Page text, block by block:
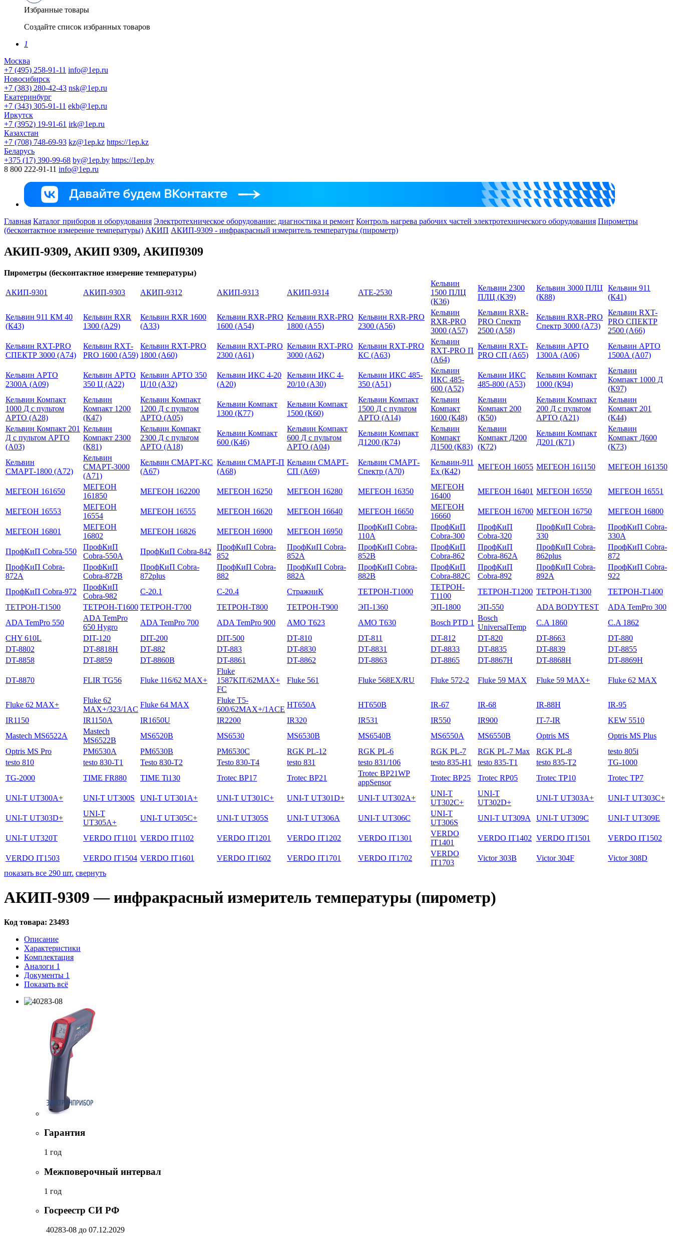
Избранные товары
Создайте список избранных товаров
1
Москва
+7 (495) 258-91-11 info@1ep.ru
Новосибирск
+7 (383) 280-42-43 nsk@1ep.ru
Екатеринбург
+7 (343) 305-91-11 ekb@1ep.ru
Иркутск
+7 (3952) 19-91-61 irk@1ep.ru
Казахстан
+7 (708) 748-69-93 kz@1ep.kz https://1ep.kz
Беларусь
+375 (17) 390-99-68 by@1ep.by https://1ep.by
8 800 222-91-11 info@1ep.ru
Главная Каталог приборов и оборудования Электротехническое оборудование: диагностика и ремонт Контроль нагрева рабочих частей электротехнического оборудования Пирометры
(бесконтактное измерение температуры) АКИП АКИП-9309 - инфракрасный измеритель температуры (пирометр)
АКИП-9309, АКИП 9309, АКИП9309
Пирометры (бесконтактное измерение температуры)
АКИП-9301 АКИП-9303 АКИП-9312 АКИП-9313 АКИП-9314 АТЕ-2530
Кельвин
1500 ПЛЦ
(К36)
Кельвин 2300
ПЛЦ (К39)
Кельвин 3000 ПЛЦ
(К88)
Кельвин 911
(К41)
Кельвин 911 КМ 40
(К43)
Кельвин RXR
1300 (А29)
Кельвин RXR 1600
(А33)
Кельвин RXR-PRO
1600 (А54)
Кельвин RXR-PRO
1800 (А55)
Кельвин RXR-PRO
2300 (А56)
Кельвин
RXR-PRO
3000 (А57)
Кельвин RXR-
PRO Спектр
2500 (А58)
Кельвин RXR-PRO
Спектр 3000 (А73)
Кельвин RXT-
PRO СПЕКТР
2500 (А66)
Кельвин RXT-PRO
СПЕКТР 3000 (А74)
Кельвин RXТ-
PRO 1600 (А59)
Кельвин RXТ-PRO
1800 (А60)
Кельвин RXТ-PRO
2300 (А61)
Кельвин RXТ-PRO
3000 (А62)
Кельвин RXТ-PRO
КС (А63)
Кельвин
RXТ-PRO П
(А64)
Кельвин RXТ-
PRO СП (А65)
Кельвин АРТО
1300А (А06)
Кельвин АРТО
1500А (А07)
Кельвин АРТО
2300А (А09)
Кельвин АРТО
350 Ц (А22)
Кельвин АРТО 350
Ц/10 (А32)
Кельвин ИКС 4-20
(А20)
Кельвин ИКС 4-
20/10 (А30)
Кельвин ИКС 485-
350 (А51)
Кельвин
ИКС 485-
600 (А52)
Кельвин ИКС
485-800 (А53)
Кельвин Компакт
1000 (К94)
Кельвин
Компакт 1000 Д
(К97)
Кельвин Компакт
1000 Д с пультом
АРТО (А28)
Кельвин
Компакт 1200
(К47)
Кельвин Компакт
1200 Д с пультом
АРТО (A05)
Кельвин Компакт
1300 (К77)
Кельвин Компакт
1500 (К60)
Кельвин Компакт
1500 Д с пультом
АРТО (А14)
Кельвин
Компакт
1600 (К48)
Кельвин
Компакт 200
(К50)
Кельвин Компакт
200 Д с пультом
АРТО (А21)
Кельвин
Компакт 201
(К44)
Кельвин Компакт 201
Д с пультом АРТО
(А03)
Кельвин
Компакт 2300
(К81)
Кельвин Компакт
2300 Д с пультом
АРТО (А18)
Кельвин Компакт
600 (К46)
Кельвин Компакт
600 Д с пультом
АРТО (А04)
Кельвин Компакт
Д1200 (К74)
Кельвин
Компакт
Д1500 (К83)
Кельвин
Компакт Д200
(К72)
Кельвин Компакт
Д201 (К71)
Кельвин
Компакт Д600
(К73)
Кельвин
СМАРТ-1800 (А72)
Кельвин
СМАРТ-3000
(А71)
Кельвин СМАРТ-КС
(А67)
Кельвин СМАРТ-П
(А68)
Кельвин СМАРТ-
СП (А69)
Кельвин СМАРТ-
Спектр (А70)
Кельвин-911
Ex (К42)
МЕГЕОН 16055 МЕГЕОН 161150 МЕГЕОН 161350
МЕГЕОН 161650
МЕГЕОН
161850
МЕГЕОН 162200 МЕГЕОН 16250 МЕГЕОН 16280 МЕГЕОН 16350
МЕГЕОН
16400
МЕГЕОН 16401 МЕГЕОН 16550 МЕГЕОН 16551
МЕГЕОН 16553
МЕГЕОН
16554
МЕГЕОН 16555 МЕГЕОН 16620 МЕГЕОН 16640 МЕГЕОН 16650
МЕГЕОН
16660
МЕГЕОН 16700 МЕГЕОН 16750 МЕГЕОН 16800
МЕГЕОН 16801
МЕГЕОН
16802
МЕГЕОН 16826 МЕГЕОН 16900 МЕГЕОН 16950
ПрофКиП Cobra-
110A
ПрофКиП
Cobra-300
ПрофКиП
Cobra-320
ПрофКиП Cobra-
330
ПрофКиП Cobra-
330A
ПрофКиП Cobra-550
ПрофКиП
Cobra-550A
ПрофКиП Cobra-842
ПрофКиП Cobra-
852
ПрофКиП Cobra-
852A
ПрофКиП Cobra-
852B
ПрофКиП
Cobra-862
ПрофКиП
Cobra-862A
ПрофКиП Cobra-
862plus
ПрофКиП Cobra-
872
ПрофКиП Cobra-
872A
ПрофКиП
Cobra-872B
ПрофКиП Cobra-
872plus
ПрофКиП Cobra-
882
ПрофКиП Cobra-
882A
ПрофКиП Cobra-
882B
ПрофКиП
Cobra-882C
ПрофКиП
Cobra-892
ПрофКиП Cobra-
892A
ПрофКиП Cobra-
922
ПрофКиП Cobra-972
ПрофКиП
Cobra-982
С-20.1 С-20.4 СтражниК ТЕТРОН-Т1000
ТЕТРОН-
Т1100
ТЕТРОН-Т1200 ТЕТРОН-Т1300
ТЕТРОН-Т1400
ТЕТРОН-Т1500
ТЕТРОН-Т1600 ТЕТРОН-Т700 ТЕТРОН-Т800 ТЕТРОН-Т900 ЭП-1360 ЭП-1800 ЭП-550 ADA BODYTEST
ADA TemPro 300
ADA TemPro 550
ADA TemPro
650 Hygro
ADA TemPro 700 ADA TemPro 900 AMO T623 AMO T630 Bosch PTD 1
Bosch
UniversalTemp
C.A 1860
C.A 1862
CHY 610L
DIT-120 DIT-200 DIT-500 DT-810 DT-811 DT-812 DT-820 DT-8663
DT-880
DT-8802
DT-8818H DT-882 DT-883 DT-8830 DT-8831 DT-8833 DT-8835 DT-8839
DT-8855
DT-8858
DT-8859 DT-8860B DT-8861 DT-8862 DT-8863 DT-8865 DT-8867H DT-8868H DT-8869H
DT-8870 FLIR TG56 Fluke 116/62 MAX+
Fluke
1587KIT/62MAX+
FC
Fluke 561 Fluke 568EX/RU Fluke 572-2 Fluke 59 MAX Fluke 59 MAX+ Fluke 62 MAX
Fluke 62 MAX+
Fluke 62
MAX+/323/1AC
Fluke 64 MAX
Fluke T5-
600/62MAX+/1ACE
HT650A HT650B IR-67 IR-68 IR-88H
IR-95
IR1150
IR1150A IR1650U IR2200 IR320 IR531 IR550 IR900 IT-7-IR
KEW 5510
Mastech MS6522A
Mastech
MS6522B
MS6520B MS6530 MS6530B MS6540B MS6550A MS6550B Optris MS
Optris MS Plus
Optris MS Pro
PM6530A PM6530B PM6530C RGK PL-12 RGK PL-6 RGK PL-7 RGK PL-7 Max RGK PL-8
testo 805i
testo 810
testo 830-T1 Testo 830-T2 Testo 830-T4 testo 831 testo 831/106 testo 835-H1 testo 835-T1 testo 835-T2
TG-1000
TG-2000
TIME FR880 TIME Ti130 Trotec BP17 Trotec BP21
Trotec BP21WP
appSensor
Trotec BP25 Trotec RP05 Trotec TP10 Trotec TP7
UNI-T UT300A+ UNI-T UT300S UNI-T UT301A+ UNI-T UT301C+ UNI-T UT301D+ UNI-T UT302A+
UNI-T
UT302C+
UNI-T
UT302D+
UNI-T UT303A+ UNI-T UT303C+
UNI-T UT303D+
UNI-T
UT305A+
UNI-T UT305C+ UNI-T UT305S UNI-T UT306A UNI-T UT306C
UNI-T
UT306S
UNI-T UT309A UNI-T UT309C UNI-T UT309E
UNI-T UT320T VERDO IT1101 VERDO IT1102 VERDO IT1201 VERDO IT1202 VERDO IT1301
VERDO
IT1401
VERDO IT1402 VERDO IT1501 VERDO IT1502
VERDO IT1503 VERDO IT1504 VERDO IT1601 VERDO IT1602 VERDO IT1701 VERDO IT1702
VERDO
IT1703
Victor 303B Victor 304F
Victor 308D
показать все 290 шт. свернуть
АКИП-9309 — инфракрасный измеритель температуры (пирометр)
Код товара: 23493
Описание
Характеристики
Комплектация
Аналоги 1
Документы 1
Показать всё
Гарантия
1 год
Межповерочный интервал
1 год
Госреестр СИ РФ
40283-08 до 07.12.2029